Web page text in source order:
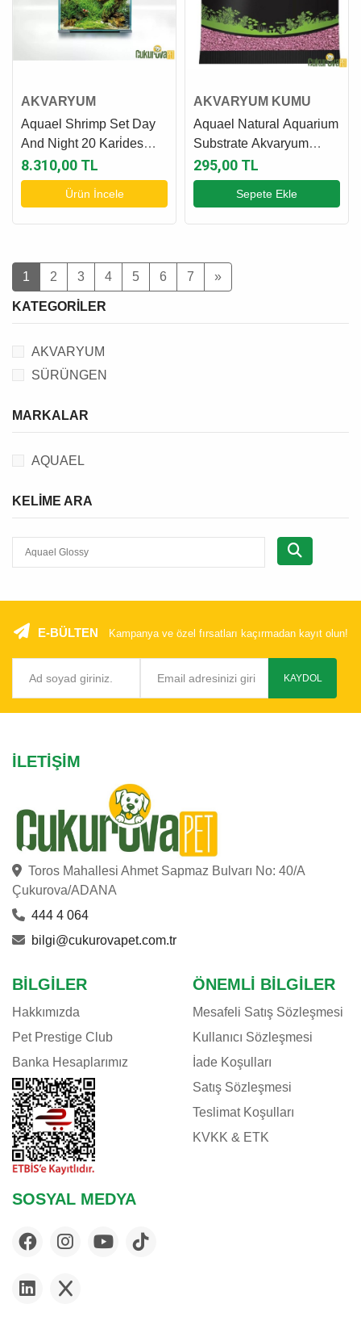
AKVARYUM
Aquael Shrimp Set Day
And Night 20 Kari̇des
Akvaryumu 20 L - Beyaz
8.310,00 TL
Ürün İncele
AKVARYUM KUMU
Aquael Natural Aquarium
Substrate Akvaryum
Kumu Pembe - 1 Kg
295,00 TL
Sepete Ekle
1 2 3 4 5 6 7 »
KATEGORILER
AKVARYUM
SÜRÜNGEN
MARKALAR
AQUAEL
KELIME ARA
E-BÜLTEN Kampanya ve özel fırsatları kaçırmadan kayıt olun!
KAYDOL
İLETIŞIM
Toros Mahallesi Ahmet Sapmaz Bulvarı No: 40/A
Çukurova/ADANA
444 4 064
bilgi@cukurovapet.com.tr
BILGILER
Hakkımızda
Pet Prestige Club
Banka Hesaplarımız
ÖNEMLI BILGILER
Mesafeli Satış Sözleşmesi
Kullanıcı Sözleşmesi
İade Koşulları
Satış Sözleşmesi
Teslimat Koşulları
KVKK & ETK
SOSYAL MEDYA